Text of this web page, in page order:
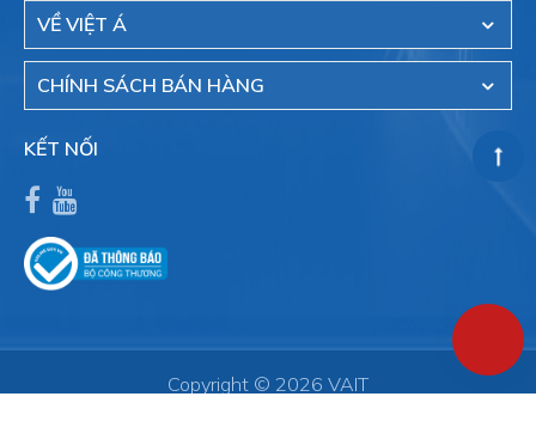
VỀ VIỆT Á
CHÍNH SÁCH BÁN HÀNG
KẾT NỐI
Copyright © 2026 VAIT